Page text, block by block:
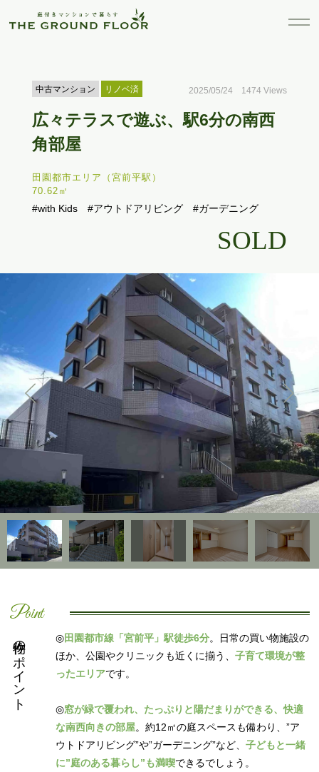
中古マンション リノベ済 2025/05/24 1474 Views
広々テラスで遊ぶ、駅6分の南西
角部屋
田園都市エリア（宮前平駅）
70.62㎡
#with Kids #アウトドアリビング #ガーデニング
SOLD
Point
物件のポイント ◎田園都市線「宮前平」駅徒歩6分。日常の買い物施設の
ほか、公園やクリニックも近くに揃う、 子育て環境が整
ったエリアです。
◎窓が緑で覆われ、たっぷりと陽だまりができる、快適
な南西向きの部屋。約12㎡の庭スペースも備わり、”ア
ウトドアリビング”や”ガーデニング”など、 子どもと一緒
に”庭のある暮らし”も満喫できるでしょう。